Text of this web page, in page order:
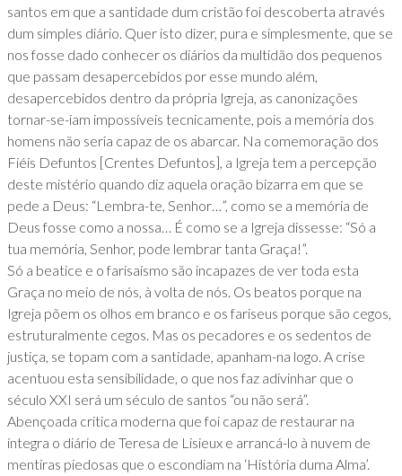
santos em que a santidade dum cristão foi descoberta através
dum simples diário. Quer isto dizer, pura e simplesmente, que se
nos fosse dado conhecer os diários da multidão dos pequenos
que passam desapercebidos por esse mundo além,
desapercebidos dentro da própria Igreja, as canonizações
tornar-se-iam impossíveis tecnicamente, pois a memória dos
homens não seria capaz de os abarcar. Na comemoração dos
Fiéis Defuntos [Crentes Defuntos], a Igreja tem a percepção
deste mistério quando diz aquela oração bizarra em que se
pede a Deus: “Lembra-te, Senhor…”, como se a memória de
Deus fosse como a nossa… É como se a Igreja dissesse: “Só a
tua memória, Senhor, pode lembrar tanta Graça!”.
Só a beatice e o farisaísmo são incapazes de ver toda esta
Graça no meio de nós, à volta de nós. Os beatos porque na
Igreja põem os olhos em branco e os fariseus porque são cegos,
estruturalmente cegos. Mas os pecadores e os sedentos de
justiça, se topam com a santidade, apanham-na logo. A crise
acentuou esta sensibilidade, o que nos faz adivinhar que o
século XXI será um século de santos “ou não será”.
Abençoada critica moderna que foi capaz de restaurar na
íntegra o diário de Teresa de Lisieux e arrancá-lo à nuvem de
mentiras piedosas que o escondiam na ‘História duma Alma’.